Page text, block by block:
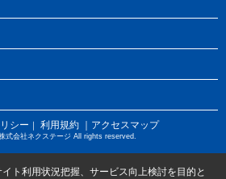
シー ｜ 利用規約 ｜アクセスマップ
式会社ネクステージ All rights reserved.
ト利用状況把握、サービス向上検討を目的と